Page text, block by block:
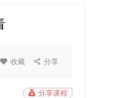
 收藏  分享
 分享课程